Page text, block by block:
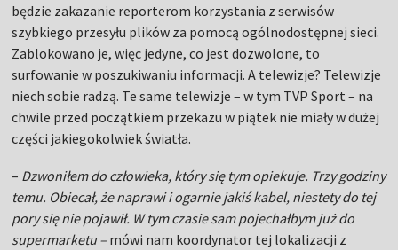
będzie zakazanie reporterom korzystania z serwisów
szybkiego przesyłu plików za pomocą ogólnodostępnej sieci.
Zablokowano je, więc jedyne, co jest dozwolone, to
surfowanie w poszukiwaniu informacji. A telewizje? Telewizje
niech sobie radzą. Te same telewizje – w tym TVP Sport – na
chwile przed początkiem przekazu w piątek nie miały w dużej
części jakiegokolwiek światła.
– Dzwoniłem do człowieka, który się tym opiekuje. Trzy godziny
temu. Obiecał, że naprawi i ogarnie jakiś kabel, niestety do tej
pory się nie pojawił. W tym czasie sam pojechałbym już do
supermarketu – mówi nam koordynator tej lokalizacji z